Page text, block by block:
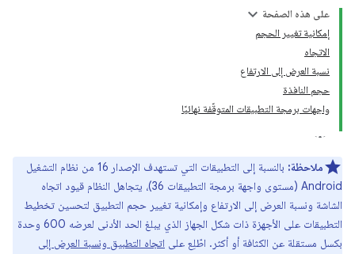
على هذه الصفحة
إمكانية تغيير الحجم
الاتجاه
نسبة العرض إلى الارتفاع
حجم النافذة
واجهات برمجة التطبيقات المتوقّفة نهائيًا
ملاحظة:
بالنسبة إلى التطبيقات التي تستهدف الإصدار 16 من نظام التشغيل
Android (مستوى واجهة برمجة التطبيقات 36)، يتجاهل النظام قيود اتجاه
الشاشة ونسبة العرض إلى الارتفاع وإمكانية تغيير حجم التطبيق لتحسين تخطيط
التطبيقات على الأجهزة ذات شكل الجهاز الذي يبلغ الحد الأدنى لعرضه 600 وحدة
بكسل مستقلة عن الكثافة أو أكثر. اطّلِع على اتجاه التطبيق ونسبة العرض إلى